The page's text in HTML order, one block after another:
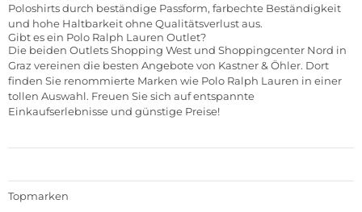
Poloshirts durch beständige Passform, farbechte Beständigkeit
und hohe Haltbarkeit ohne Qualitätsverlust aus.
Gibt es ein Polo Ralph Lauren Outlet?
Die beiden OutletsShopping West und Shoppingcenter Nord in
Graz vereinen die besten Angebote von Kastner & Öhler. Dort
finden Sie renommierte Marken wie Polo Ralph Lauren in einer
tollen Auswahl. Freuen Sie sich auf entspannte
Einkaufserlebnisse und günstige Preise!
Topmarken